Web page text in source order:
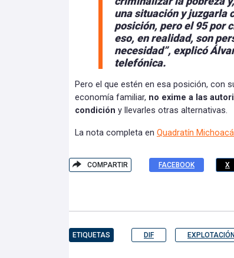
una situación y juzgarla
posición, pero el 95 por
eso, en realidad, son
necesidad”, explicó
telefónica.
Pero el que estén en esa posición, con
economía familiar, no exime a las
condición y llevarles otras alternativas.
La nota completa en Quadratín
COMPARTIR FACEBOOK X
ETIQUETAS DIF